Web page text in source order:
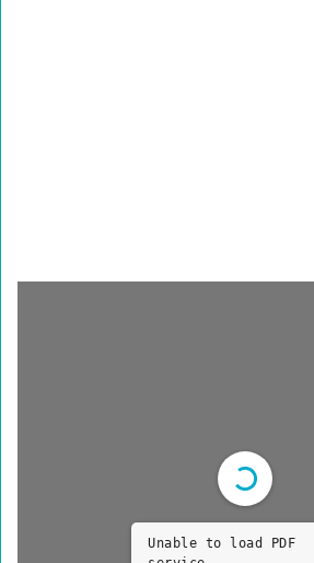
Unable to load PDF